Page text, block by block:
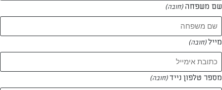
0 מתכונים
המאמרים של איילת אשכנזי
שם משפחה (חובה)
מייל(חובה)
מספר טלפון נייד(חובה)